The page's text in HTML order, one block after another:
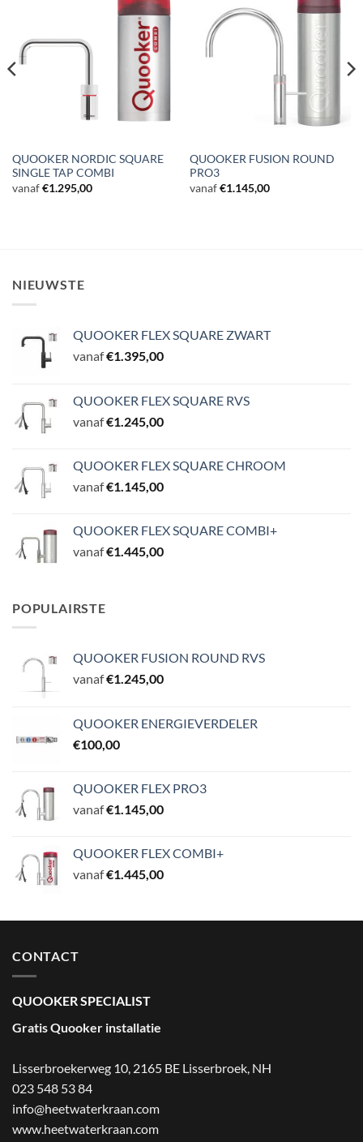
QUOOKER NORDIC SQUARE
SINGLE TAP COMBI
vanaf €1.295,00
QUOOKER FUSION ROUND
PRO3
vanaf €1.145,00
NIEUWSTE
QUOOKER FLEX SQUARE ZWART
vanaf€1.395,00
QUOOKER FLEX SQUARE RVS
vanaf€1.245,00
QUOOKER FLEX SQUARE CHROOM
vanaf€1.145,00
QUOOKER FLEX SQUARE COMBI+
vanaf€1.445,00
POPULAIRSTE
QUOOKER FUSION ROUND RVS
vanaf€1.245,00
QUOOKER ENERGIEVERDELER
€100,00
QUOOKER FLEX PRO3
vanaf€1.145,00
QUOOKER FLEX COMBI+
vanaf€1.445,00
CONTACT
QUOOKER SPECIALIST
Gratis Quooker installatie
Lisserbroekerweg 10, 2165 BE Lisserbroek, NH
023 548 53 84
info@heetwaterkraan.com
www.heetwaterkraan.com